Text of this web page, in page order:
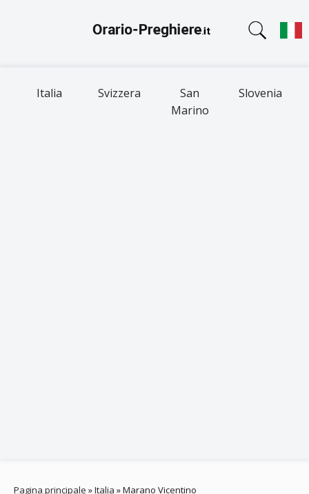
Italia Svizzera
San
Marino
Slovenia
Pagina principale »Italia »Marano Vicentino